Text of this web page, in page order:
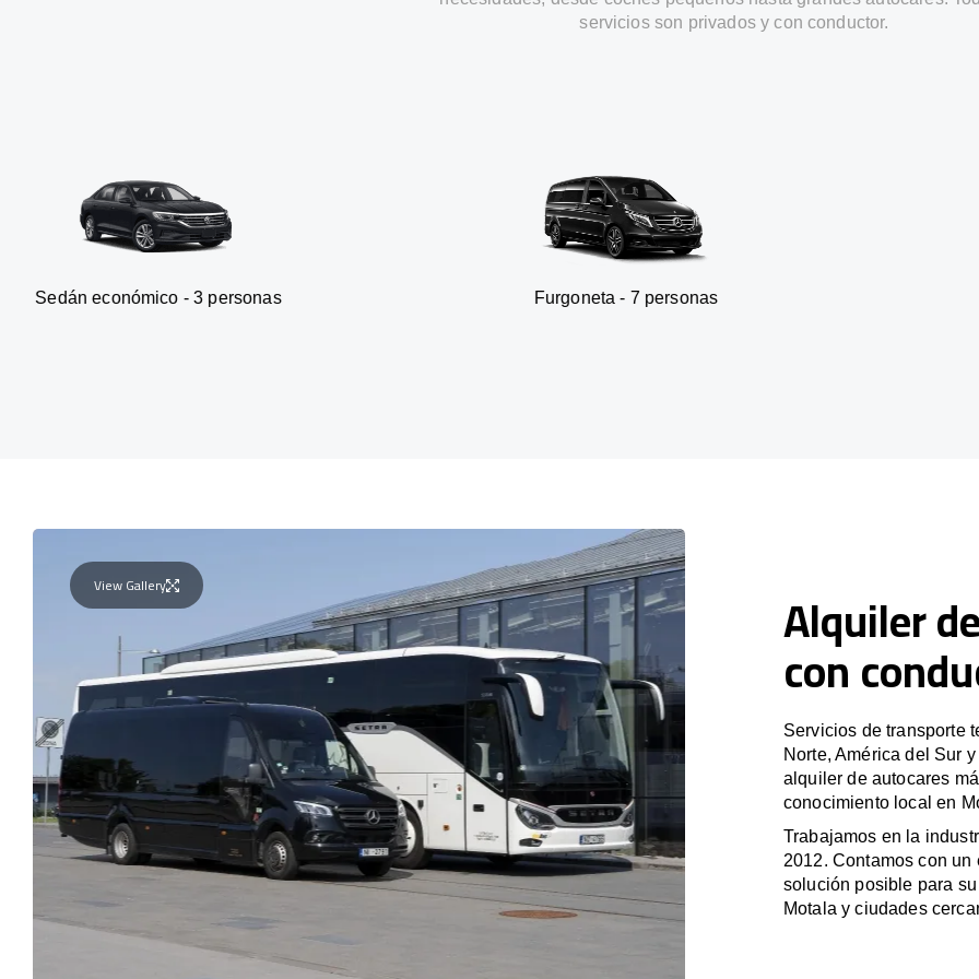
servicios son privados y con conductor.
- 3 personas Furgoneta - 7 personas SUV - 3
View Gallery Alquiler
con
Servicios de transporte
Norte, América del Sur
alquiler de autocares
conocimiento local en
Trabajamos en la
2012. Contamos con
solución posible para
Motala y ciudades